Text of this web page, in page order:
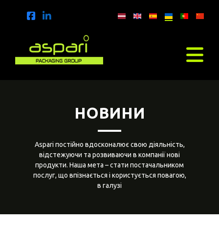
НОВИНИ
Aspari постійно вдосконалює свою діяльність,
відстежуючи та розвиваючи в компанії нові
продукти. Наша мета – стати постачальником
послуг, що впізнається і користується повагою,
в галузі